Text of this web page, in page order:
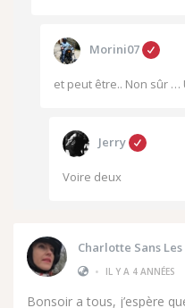
Morini07
et peut être.. Non sûr …
Jerry
Voire deux
Charlotte Sans
•
IL Y A 4 ANNÉES
Bonsoir a tous, j’espère